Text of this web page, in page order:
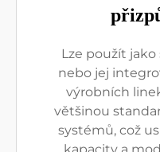
Lze použít
nebo jej
výrobních
většinou
systémů, což
kapacity a